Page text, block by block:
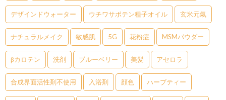
デザインドウォーター ウチワサボテン種子オイル 玄米元氣
ナチュラルメイク 敏感肌 5G 花粉症 MSMパウダー
βカロテン 洗剤 ブルーベリー 美髪 アセロラ
合成界面活性剤不使用 入浴剤 顔色 ハーブティー